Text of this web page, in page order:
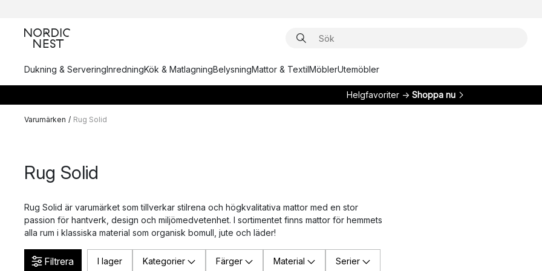
Dukning & ServeringInredningKök & MatlagningBelysningMattor & TextilMöblerUtemöbler
Helgfavoriter → Shoppa nu
Varumärken / Rug Solid
Rug Solid
Rug Solid är varumärket som tillverkar stilrena och högkvalitativa mattor med en stor
passion för hantverk, design och miljömedvetenhet. I sortimentet finns mattor för hemmets
alla rum i klassiska material som organisk bomull, jute och läder!
Filtrera I lager Kategorier Färger Material Serier